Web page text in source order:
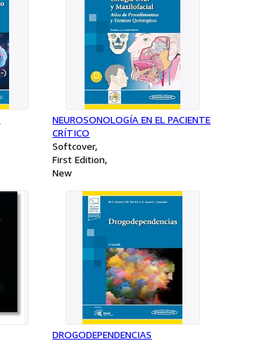
NEUROSONOLOGÍA EN EL PACIENTE
CRÍTICO
Softcover
First Edition
New
DROGODEPENDENCIAS